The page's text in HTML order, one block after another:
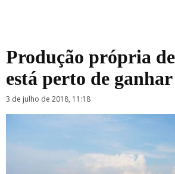
Produção própria
está perto de
3 de julho de 2018, 11:18